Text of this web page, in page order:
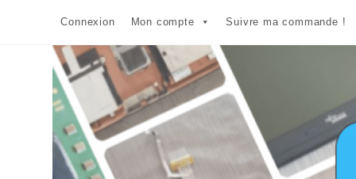
Connexion Mon compte Suivre ma commande !